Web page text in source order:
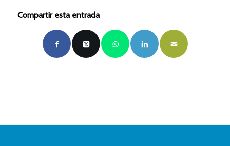
Compartir esta entrada